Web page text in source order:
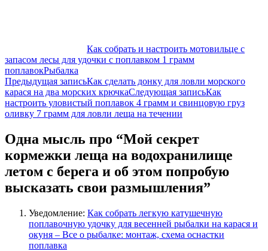
Как собрать и настроить мотовильце с
запасом лесы для удочки с поплавком 1 грамм
поплавокРыбалка
Навигация
по
записям
Предыдущая записьКак сделать донку для ловли морского
карася на два морских крючкаСледующая записьКак
настроить уловистый поплавок 4 грамм и свинцовую груз
оливку 7 грамм для ловли леща на течении
Одна мысль про “Мой секрет
кормежки леща на водохранилище
летом с берега и об этом попробую
высказать свои размышления”
Уведомление: Как собрать легкую катушечную
поплавочную удочку для весенней рыбалки на карася и
окуня – Все о рыбалке: монтаж, схема оснастки
поплавка